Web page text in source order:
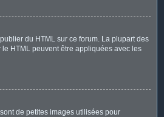
du HTML sur ce forum. La plupart des
HTML peuvent être appliquées avec les
de petites images utilisées pour